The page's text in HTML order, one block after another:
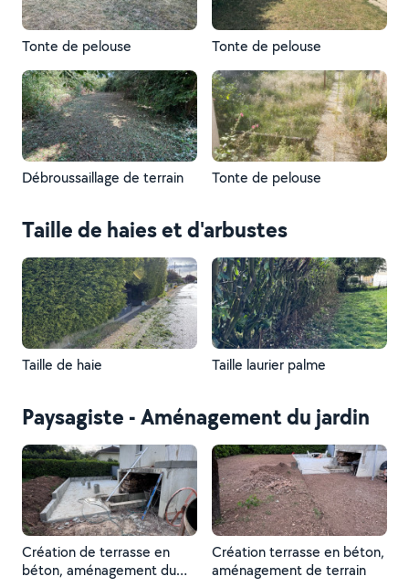
Tonte de pelouse Tonte de pelouse
Débroussaillage de terrain Tonte de pelouse
Taille de haies et d'arbustes
Taille de haie Taille laurier palme
Paysagiste - Aménagement du jardin
Création de terrasse en
béton, aménagement du
Création terrasse en béton,
aménagement de terrain